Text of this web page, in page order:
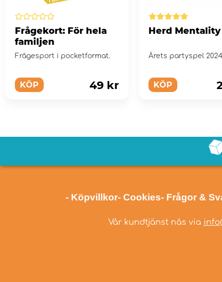
Frågekort: För hela
familjen
Frågesport i pocketformat.
KÖP 49 kr
Herd Mentality
Årets partyspel
KÖP
- Köpvillkor- Cookies- Frågor &
Vår kundtjänst nås via